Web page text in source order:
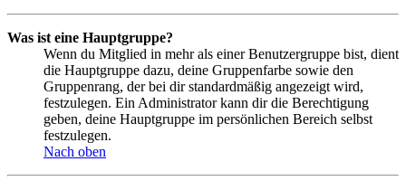
Was ist eine Hauptgruppe?
Wenn du Mitglied in mehr als einer Benutzergruppe bist, dient
die Hauptgruppe dazu, deine Gruppenfarbe sowie den
Gruppenrang, der bei dir standardmäßig angezeigt wird,
festzulegen. Ein Administrator kann dir die Berechtigung
geben, deine Hauptgruppe im persönlichen Bereich selbst
festzulegen.
Nach oben